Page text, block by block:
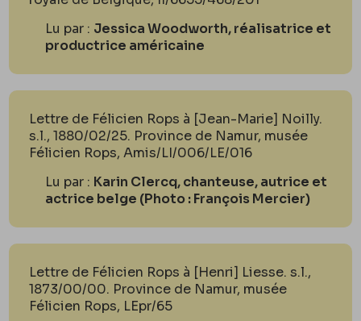
Lu par : Jessica Woodworth, réalisatrice et
productrice américaine
Lettre de Félicien Rops à [Jean-Marie] Noilly.
s.l., 1880/02/25. Province de Namur, musée
Félicien Rops, Amis/LI/006/LE/016
Lu par : Karin Clercq, chanteuse, autrice et
actrice belge (Photo : François Mercier)
Lettre de Félicien Rops à [Henri] Liesse. s.l.,
1873/00/00. Province de Namur, musée
Félicien Rops, LEpr/65